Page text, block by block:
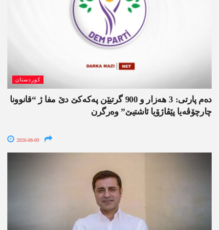
کوردستان
دەم پارتی: 3 ھەزار و 900 گرتیێن پەکەکێ دێ مفا ژ “قانوونا
چارچۆڤەیا پێڤاژۆیا ئاشتیێ” وەرگرن
2026-08-09